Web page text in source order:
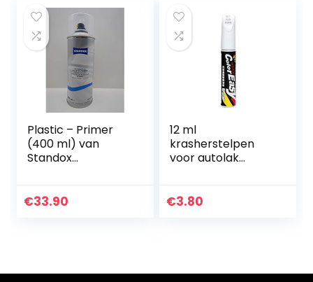
Plastic – Primer
(400 ml) van
Standox
€33.90
12 ml
krasherstelpen
voor autolak
Vanish-pen voor
€3.80